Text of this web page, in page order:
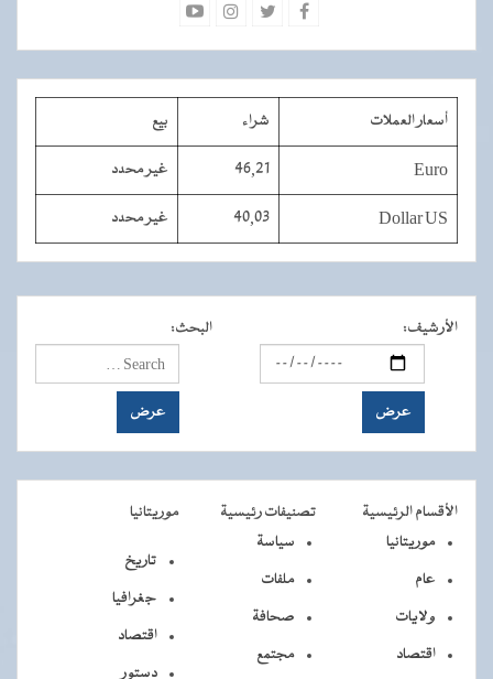
أسعار العملات شراء بيع
Euro
46,21 غير محدد
Dollar US
40,03 غير محدد
الأرشيف: البحث:
الأقسام الرئيسية تصنيفات رئيسية
موريتانيا
موريتانيا
عام
ولايات
اقتصاد
سياسة
ملفات
صحافة
مجتمع
تاريخ
جغرافيا
اقتصاد
دستور